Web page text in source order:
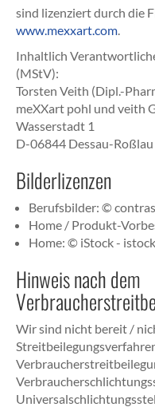
sind lizenziert durch die
www.mexxart.com.
Inhaltlich
(MStV):
Torsten Veith (Dipl.-
meXXart pohl und veith
Wasserstadt 1
D-06844 Dessau-Roßlau
Bilderlizenzen
Berufsbilder: ©
Home / Produkt-
Home: © iStock -
Hinweis nach dem
Wir sind nicht bereit /